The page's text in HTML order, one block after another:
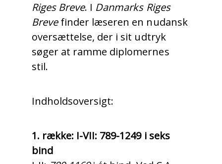
Riges Breve. I Danmarks Riges
Brevefinder læseren en nudansk
oversættelse, der i sit udtryk
søger at ramme diplomernes
stil.
Indholdsoversigt:
1. række: I-VII: 789-1249 i seks
bind